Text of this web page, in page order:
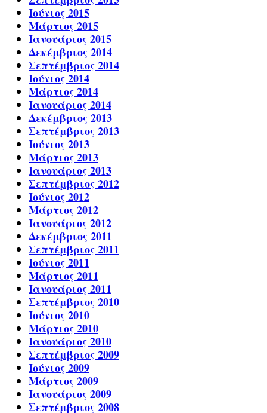
Ιούνιος 2015
Μάρτιος 2015
Ιανουάριος 2015
Δεκέμβριος 2014
Σεπτέμβριος 2014
Ιούνιος 2014
Μάρτιος 2014
Ιανουάριος 2014
Δεκέμβριος 2013
Σεπτέμβριος 2013
Ιούνιος 2013
Μάρτιος 2013
Ιανουάριος 2013
Σεπτέμβριος 2012
Ιούνιος 2012
Μάρτιος 2012
Ιανουάριος 2012
Δεκέμβριος 2011
Σεπτέμβριος 2011
Ιούνιος 2011
Μάρτιος 2011
Ιανουάριος 2011
Σεπτέμβριος 2010
Ιούνιος 2010
Μάρτιος 2010
Ιανουάριος 2010
Σεπτέμβριος 2009
Ιούνιος 2009
Μάρτιος 2009
Ιανουάριος 2009
Σεπτέμβριος 2008